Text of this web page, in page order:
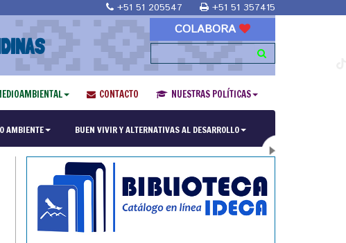
+51 51 205547 +51 51 357415
COLABORA
CONTACTO NUESTRAS POLÍTICAS
AMBIENTE BUEN VIVIR Y ALTERNATIVAS AL DESARROLLO
en Religiones y culturas Andinas"